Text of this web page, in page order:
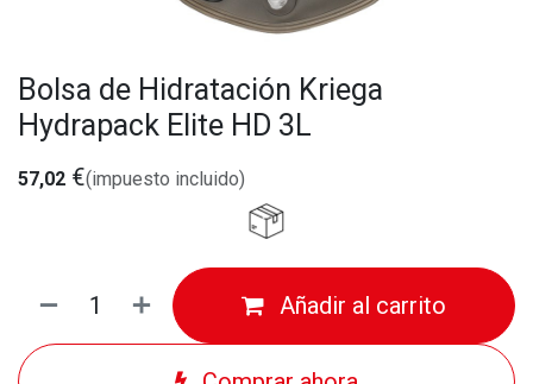
Bolsa de Hidratación Kriega
Hydrapack Elite HD 3L
57,02 €(impuesto incluido)
Añadir al carrito